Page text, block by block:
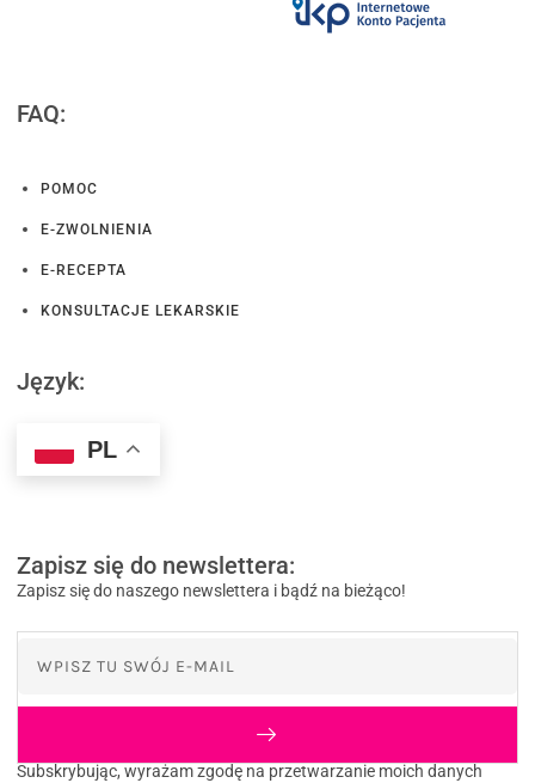
FAQ:
POMOC
E-ZWOLNIENIA
E-RECEPTA
KONSULTACJE LEKARSKIE
Język:
PL
Zapisz się do newslettera:
Zapisz się do naszego newslettera i bądź na bieżąco!
Subskrybując, wyrażam zgodę na przetwarzanie moich danych